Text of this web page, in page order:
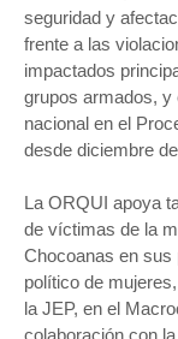
seguridad y
frente a las
impactados
grupos armados, y
nacional en el
desde diciembre
La ORQUI apoya
de víctimas de la
Chocoanas en sus
político de
la JEP, en el
colaboración con